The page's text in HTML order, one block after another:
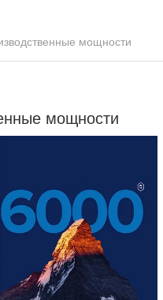
мощности
мощности